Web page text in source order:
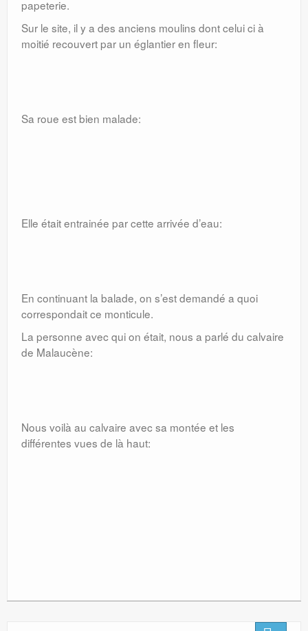
papeterie.
Sur le site, il y a des anciens moulins dont celui ci à
moitié recouvert par un églantier en fleur:
Sa roue est bien malade:
Elle était entrainée par cette arrivée d’eau:
En continuant la balade, on s’est demandé a quoi
correspondait ce monticule.
La personne avec qui on était, nous a parlé du calvaire
de Malaucène:
Nous voilà au calvaire avec sa montée et les
différentes vues de là haut: